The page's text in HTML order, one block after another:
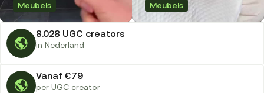
8.028 UGC creators
in Nederland
Meubels Meubels
Vanaf €79
per UGC creator